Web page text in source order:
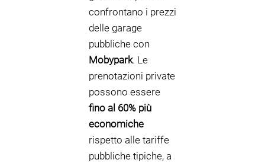
confrontano i prezzi
delle garage
pubbliche con
Mobypark. Le
prenotazioni private
possono essere
fino al 60% più
economiche
rispetto alle tariffe
pubbliche tipiche, a